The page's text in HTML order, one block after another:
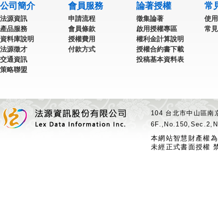
公司簡介
法源資訊
產品服務
資料庫說明
法源徵才
交通資訊
策略聯盟
會員服務
申請流程
會員條款
授權費用
付款方式
論著授權
徵集論著
啟用授權專區
權利金計算說明
授權合約書下載
投稿基本資料表
常
使
常
104 台北市中山區
本網站智慧財產權
未經正式書面授權